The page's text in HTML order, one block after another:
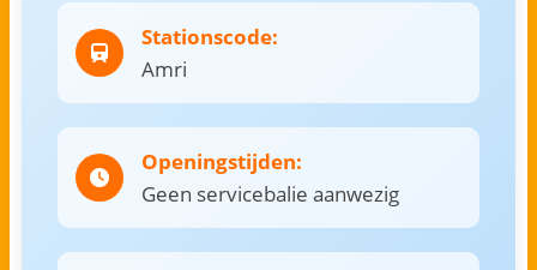
Stationscode:
Amri
Openingstijden:
Geen servicebalie aanwezig